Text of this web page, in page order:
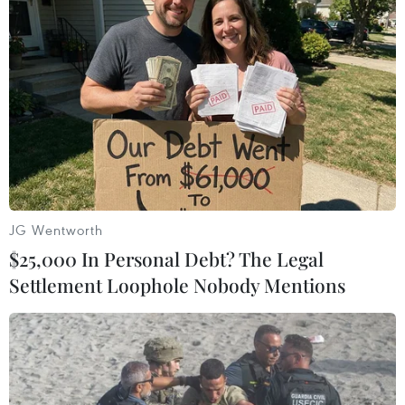
TIN LIÊN QUAN
JG Wentworth
$25,000 In Personal Debt? The Legal
Settlement Loophole Nobody Mentions